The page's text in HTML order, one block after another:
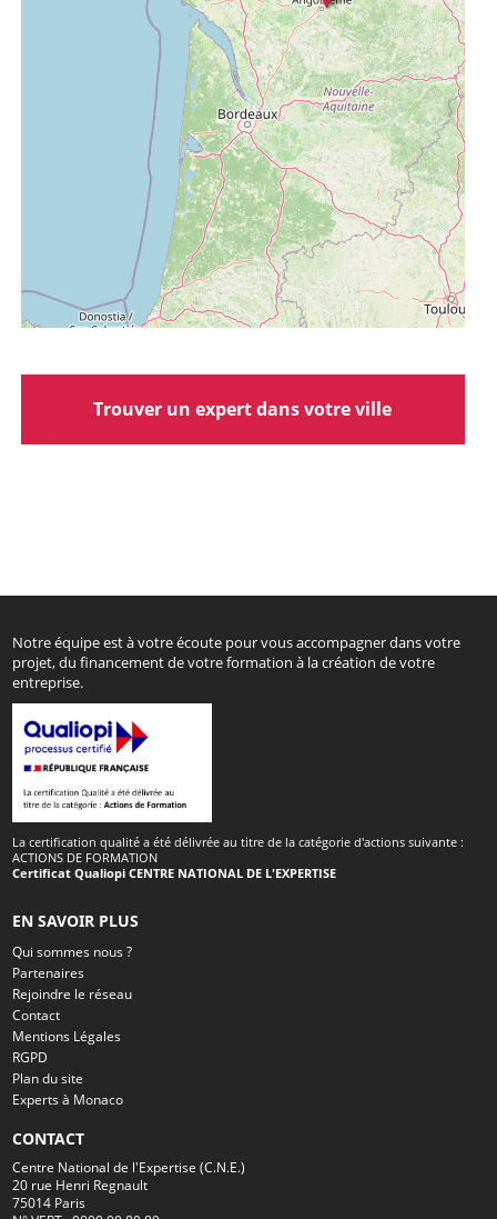
Trouver un expert dans votre ville
Notre équipe est à votre écoute pour vous accompagner dans votre
projet, du financement de votre formation à la création de votre
entreprise.
La certification qualité a été délivrée au titre de la catégorie d'actions suivante :
ACTIONS DE FORMATION
Certificat Qualiopi CENTRE NATIONAL DE L'EXPERTISE
EN SAVOIR PLUS
Qui sommes nous ?
Partenaires
Rejoindre le réseau
Contact
Mentions Légales
RGPD
Plan du site
Experts à Monaco
CONTACT
Centre National de l'Expertise (C.N.E.)
20 rue Henri Regnault
75014 Paris